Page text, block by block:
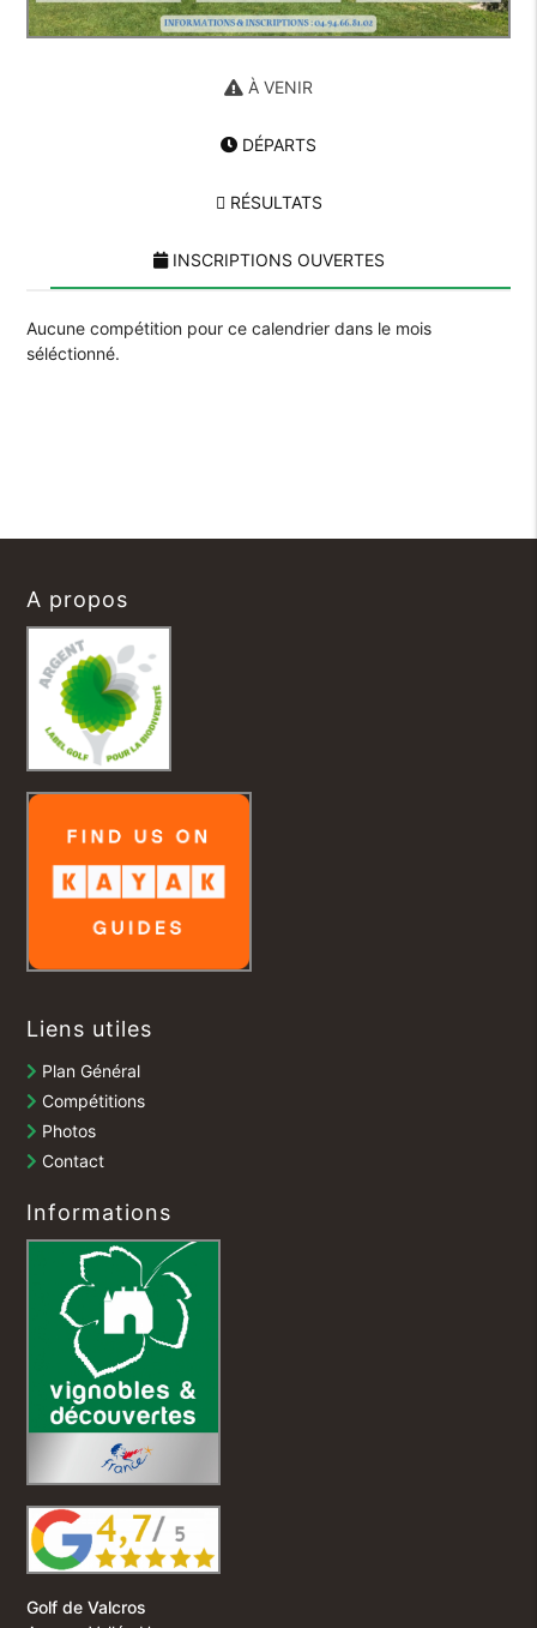
À VENIR
DÉPARTS
RÉSULTATS
INSCRIPTIONS OUVERTES
Aucune compétition pour ce calendrier dans le mois
séléctionné.
A propos
Liens utiles
Plan Général
Compétitions
Photos
Contact
Informations
Golf de Valcros